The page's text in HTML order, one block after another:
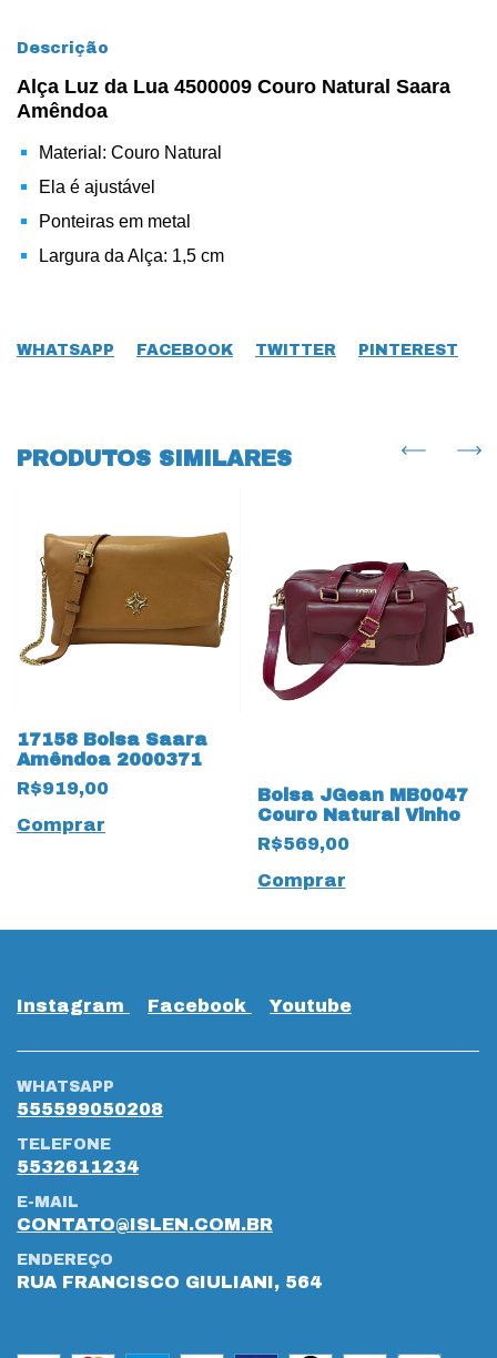
Descrição
Alça Luz da Lua 4500009 Couro Natural Saara
Amêndoa
Material: Couro Natural
Ela é ajustável
Ponteiras em metal
Largura da Alça: 1,5 cm
WHATSAPP FACEBOOK TWITTER PINTEREST
PRODUTOS SIMILARES
17158 Bolsa Saara
Amêndoa 2000371
R$919,00
Comprar
Bolsa JGean MB0047
Couro Natural Vinho
R$569,00
Comprar
Instagram Facebook Youtube
WHATSAPP
555599050208
TELEFONE
5532611234
E-MAIL
CONTATO@ISLEN.COM.BR
ENDEREÇO
RUA FRANCISCO GIULIANI, 564